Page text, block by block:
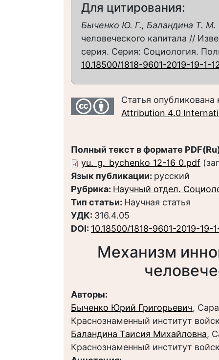
Для цитирования:
Быченко Ю. Г., Баландина Т. М.
человеческого капитала //
серия. Серия: Социология.
10.18500/1818-9601-2019-19-1-
Статья
Attribution 4.0
Полный текст в формате
yu._g._bychenko_12-16_0.pdf
Язык публикации: русский
Рубрика: Научный отдел.
Тип статьи: Научная статья
УДК: 316.4.05
DOI: 10.18500/1818-9601-2019-19-
Механизм
Авторы:
Быченко Юрий Григорьевич,
Краснознаменный институт
Баландина Таисия Михайловна,
Краснознаменный институт